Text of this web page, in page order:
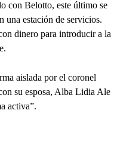
con Belotto, este último se
estación de servicios.
dinero para introducir a la
aislada por el coronel
su esposa, Alba Lidia Ale
activa”.